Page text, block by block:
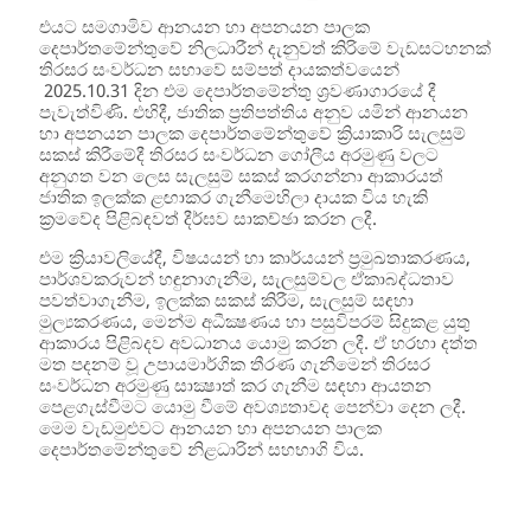
එයට සමගාමිව ආනයන හා අපනයන පාලක
දෙපාර්තමේන්තුවේ නිලධාරීන් දැනුවත් කිරිමේ වැඩසටහනක්
තිරසර සංවර්ධන සභාවේ සම්පත් දායකත්වයෙන්
2025.10.31 දින එම දෙපාර්තමේන්තු ශ්‍රවණාගාරයේ දී
පැවැත්විණි. එහිදී, ජාතික ප්‍රතිපත්තිය අනුව යමින් ආනයන
හා අපනයන පාලක දෙපාර්තමේන්තුවේ ක්‍රියාකාරි සැලසුම්
සකස් කිරීමේදී තිරසර සංවර්ධන ගෝලීය අරමුණු වලට
අනුගත වන ලෙස සැලසුම් සකස් කරගන්නා ආකාරයත්
ජාතික ඉලක්ක ළඟාකර ගැනීමෙහිලා දායක විය හැකි
ක්‍රමවේද පිළිබඳවත් දීර්ඝව සාකච්ඡා කරන ලදී.
එම ක්‍රියාවලියේදී, විෂයයන් හා කාර්යයන් ප්‍රමුඛතාකරණය,
පාර්ශවකරුවන් හඳුනාගැනීම, සැලසුම්වල ඒකාබද්ධතාව
පවත්වාගැනීම, ඉලක්ක සකස් කිරීම, සැලසුම් සඳහා
මුල්‍යකරණය, මෙන්ම අධීක්‍ෂණය හා පසුවිපරම් සිදුකළ යුතු
ආකාරය පිළිබදව අවධානය යොමු කරන ලදී. ඒ හරහා දත්ත
මත පදනම් වූ උපායමාර්ගික තීරණ ගැනීමෙන් තිරසර
සංවර්ධන අරමුණු සාක්‍ෂාත් කර ගැනීම සඳහා ආයතන
පෙළගැස්වීමට යොමු වීමේ අවශ්‍යතාවද පෙන්වා දෙන ලදී.
මෙම වැඩමුළුවට ආනයන හා අපනයන පාලක
දෙපාර්තමේන්තුවේ නිළධාරින් සහභාගි විය.